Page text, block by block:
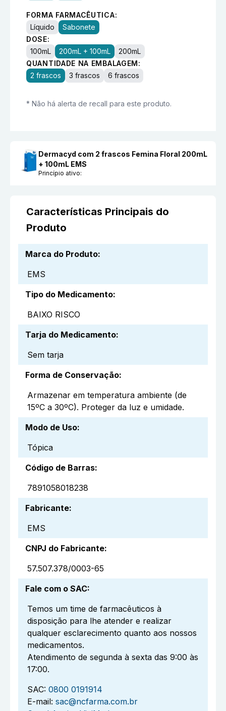
FORMA FARMACÊUTICA:
Líquido
Sabonete
DOSE:
100mL
200mL + 100mL
200mL
QUANTIDADE NA EMBALAGEM:
2 frascos
3 frascos 6 frascos
* Não há alerta de recall para este produto.
Dermacyd com 2 frascos Femina Floral 200mL
+ 100mL EMS
Princípio ativo:
Características Principais do
Produto
Marca do Produto:
EMS
Tipo do Medicamento:
BAIXO RISCO
Tarja do Medicamento:
Sem tarja
Forma de Conservação:
Armazenar em temperatura ambiente (de
15ºC a 30ºC). Proteger da luz e umidade.
Modo de Uso:
Tópica
Código de Barras:
7891058018238
Fabricante:
EMS
CNPJ do Fabricante:
57.507.378/0003-65
Fale com o SAC:
Temos um time de farmacêuticos à
disposição para lhe atender e realizar
qualquer esclarecimento quanto aos nossos
medicamentos.
Atendimento de segunda à sexta das 9:00 às
17:00.
SAC: 0800 0191914
E-mail: sac@ncfarma.com.br